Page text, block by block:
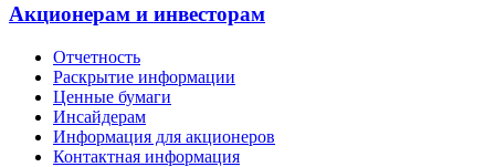
Акционерам и инвесторам
Отчетность
Раскрытие информации
Ценные бумаги
Инсайдерам
Информация для акционеров
Контактная информация